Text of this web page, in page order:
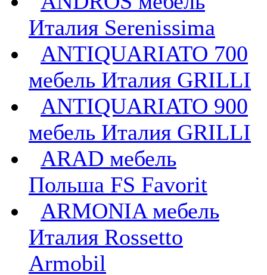
Италия Serenissima
ANTIQUARIATO 700
мебель Италия GRILLI
ANTIQUARIATO 900
мебель Италия GRILLI
ARAD мебель
Польша FS Favorit
ARMONIA мебель
Италия Rossetto
Armobil